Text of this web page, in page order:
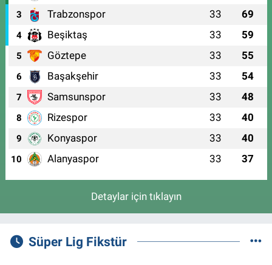
3 Trabzonspor 33 69
4 Beşiktaş 33 59
5 Göztepe 33 55
6 Başakşehir 33 54
7 Samsunspor 33 48
8 Rizespor 33 40
9 Konyaspor 33 40
10 Alanyaspor 33 37
Detaylar için tıklayın
Süper Lig Fikstür